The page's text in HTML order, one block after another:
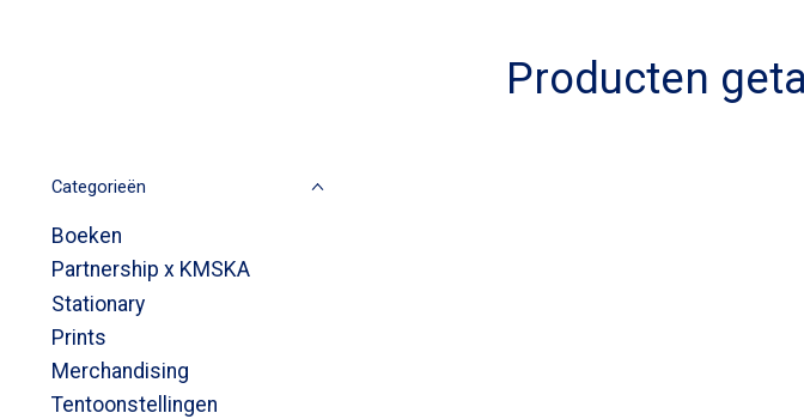
Producten
Categorieën
Boeken
Partnership x KMSKA
Stationary
Prints
Merchandising
Tentoonstellingen